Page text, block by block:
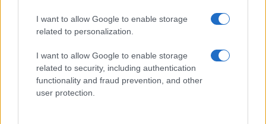
I want to allow Google to enable storage
related to personalization.
I want to allow Google to enable storage
related to security, including authentication
functionality and fraud prevention, and other
user protection.
Giorgia Meloni a La Maddalena, la vicesindaco:
“Orgoglio e discrezione per visita privata̶…
Incendio nella notte a Olbia, a fuoco due furgoni